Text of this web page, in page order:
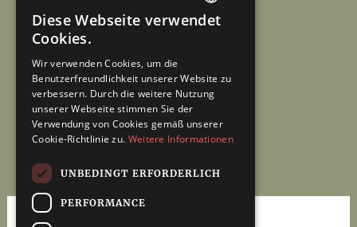
Datenschutz
Impressum GERMAN
Diese Webseite verwendet
Cookies.
Wir verwenden Cookies, um die
Benutzerfreundlichkeit unserer Website zu
verbessern. Durch die weitere Nutzung
unserer Webseite stimmen Sie der
Verwendung von Cookies gemäß unserer
Cookie-Richtlinie zu. Weitere Informationen
UNBEDINGT ERFORDERLICH
PERFORMANCE